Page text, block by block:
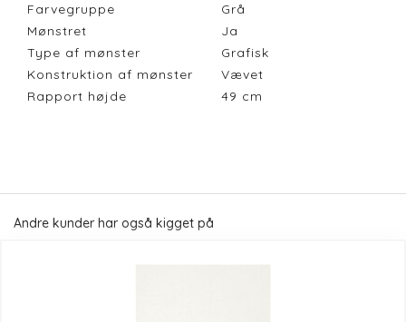
Farvegruppe
Grå
Mønstret
Ja
Type af mønster
Grafisk
Konstruktion af mønster
Vævet
Rapport højde
49 cm
Andre kunder har også kigget på